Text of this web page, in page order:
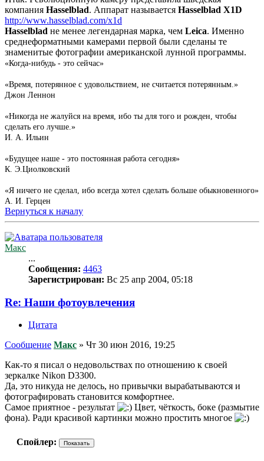
компания Hasselblad. Аппарат называется Hasselblad X1D
http://www.hasselblad.com/x1d
Hasselblad не менее легендарная марка, чем Leica. Именно
среднеформатными камерами первой были сделаны те
знаменитые фотографии американской лунной программы.
«Когда-нибудь - это сейчас»
«Время, потерянное с удовольствием, не считается потерянным.»
Джон Леннон
«Никогда не жалуйся на время, ибо ты для того и рожден, чтобы
сделать его лучше.»
И. А. Ильин
«Будущее наше - это постоянная работа сегодня»
К. Э.Циолковский
«Я ничего не сделал, ибо всегда хотел сделать больше обыкновенного»
А. И. Герцен
Вернуться к началу
Макс
...
Сообщения: 4463
Зарегистрирован: Вс 25 апр 2004, 05:18
Re: Наши фотоувлечения
Цитата
Сообщение Макс » Чт 30 июн 2016, 19:25
Как-то я писал о недовольствах по отношению к своей
зеркалке Nikon D3300.
Да, это никуда не делось, но привычки вырабатываются и
фотографировать становится комфортнее.
Самое приятное - результат
Цвет, чёткость, боке (размытие
фона). Ради красивой картинки можно простить многое
Спойлер: